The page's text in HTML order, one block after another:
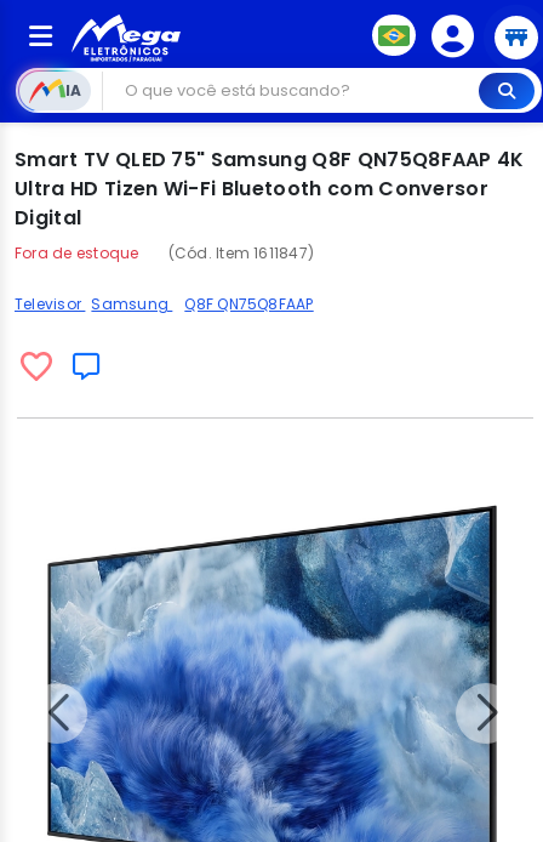
IA
Smart TV QLED 75" Samsung Q8F QN75Q8FAAP 4K
Ultra HD Tizen Wi-Fi Bluetooth com Conversor
Digital
Fora de estoque (Cód. Item 1611847)
Televisor Samsung Q8F QN75Q8FAAP